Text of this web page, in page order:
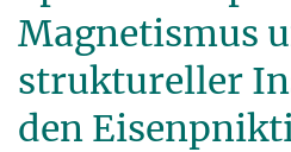
Magnetismus
struktureller
den